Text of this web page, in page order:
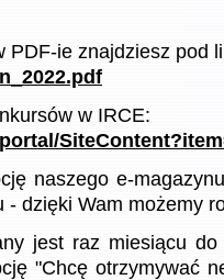
PDF-ie znajdziesz pod
w IRCE:
naszego e-
- dzięki Wam możemy
jest raz miesiącu
"Chcę otrzymywać